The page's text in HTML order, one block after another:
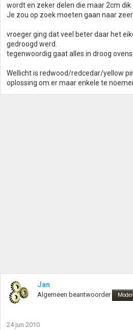
wordt en zeker delen die maar 2cm dik
Je zou op zoek moeten gaan naar
vroeger ging dat veel beter daar het
gedroogd werd.
tegenwoordig gaat alles in droog ovens
Wellicht is redwood/redcedar/yellow
oplossing om er maar enkele te
Jan
Algemeen beantwoorder
24 jun 2010